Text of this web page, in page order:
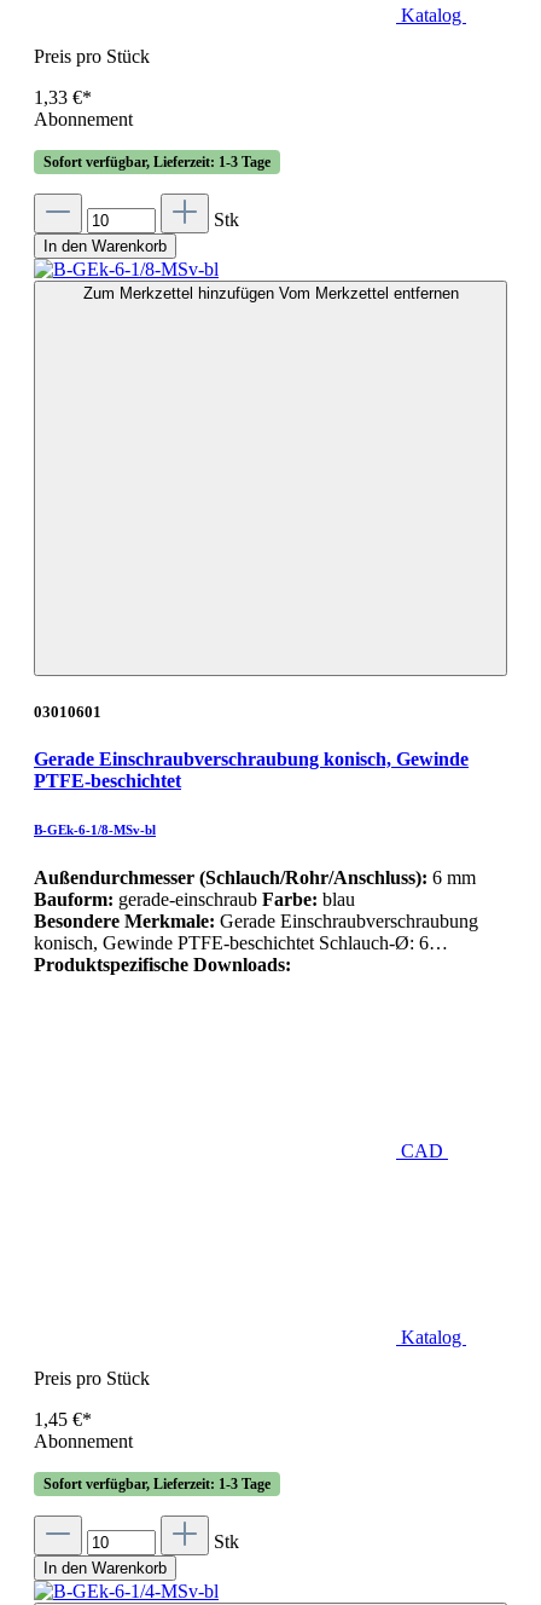
Katalog
Preis pro Stück
1,33 €*
Abonnement
Sofort verfügbar, Lieferzeit: 1-3 Tage
Stk
In den Warenkorb
Zum Merkzettel hinzufügen Vom Merkzettel entfernen
03010601
Gerade Einschraubverschraubung konisch, Gewinde
PTFE-beschichtet
B-GEk-6-1/8-MSv-bl
Außendurchmesser (Schlauch/Rohr/Anschluss): 6 mm
Bauform: gerade-einschraub Farbe: blau
Besondere Merkmale: Gerade Einschraubverschraubung
konisch, Gewinde PTFE-beschichtet Schlauch-Ø: 6…
Produktspezifische Downloads:
CAD
Katalog
Preis pro Stück
1,45 €*
Abonnement
Sofort verfügbar, Lieferzeit: 1-3 Tage
Stk
In den Warenkorb